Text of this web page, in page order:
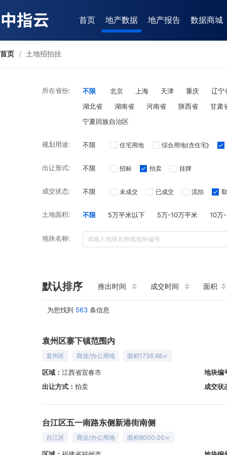
首页 地产数据 地产报告 数据商城
首页 / 土地招拍挂
所在省份: 不限 北京 上海 天津 重庆
辽宁
湖北省
湖南省 河南省 陕西省
甘肃
宁夏回族自治区
规划用途: 不限 住宅用地 综合用地(含住宅)
出让形式: 不限 招标 拍卖 挂牌
成交状态: 不限 未成交 已成交 流拍
土地面积: 不限 5万平米以下 5万-10万平米 10万
地块名称:
默认排序 推出时间 成交时间 面积
为您找到 563 条信息
袁州区寨下镇范围内
袁州区 商业/办公用地 面积1736.88㎡
区域： 江西省宜春市
地块编
出让方式： 拍卖 成交状
台江区五一南路东侧新港街南侧
台江区 商业/办公用地 面积8000.00㎡